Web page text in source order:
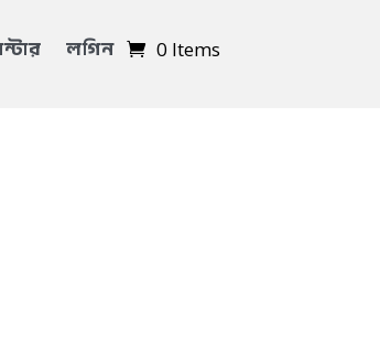
লগিন 0 Items